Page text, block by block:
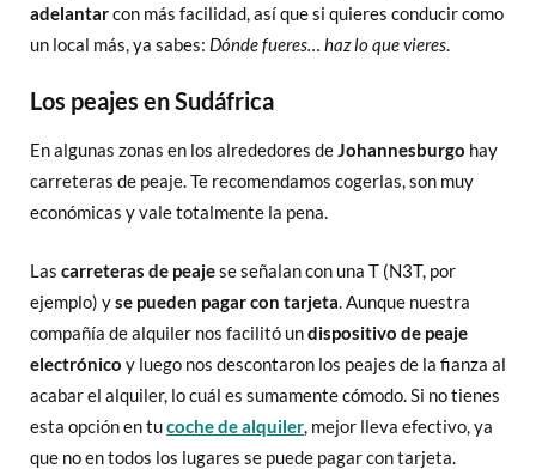
adelantarcon más facilidad, así que si quieres conducir como
un local más, ya sabes: Dónde fueres… haz lo que vieres
Los peajes en Sudáfrica
En algunas zonas en los alrededores deJohannesburgo hay
carreteras de peaje. Te recomendamos cogerlas, son muy
económicas y vale totalmente la pena.
Las carreteras de peajese señalan con una T (N3T, por
ejemplo) yse pueden pagar con tarjeta . Aunque nuestra
compañía de alquiler nos facilitó undispositivo de peaje
electrónico y luego nos descontaron los peajes de la fianza al
acabar el alquiler, lo cuál es sumamente cómodo. Si no tienes
esta opción en tucoche de alquiler , mejor lleva efectivo, ya
que no en todos los lugares se puede pagar con tarjeta.